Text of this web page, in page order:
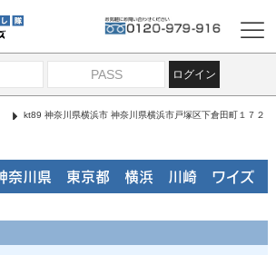
ログイン
kt89 神奈川県横浜市 神奈川県横浜市戸塚区下倉田町１７２
奈川県 東京都 横浜 川崎 ワイズ